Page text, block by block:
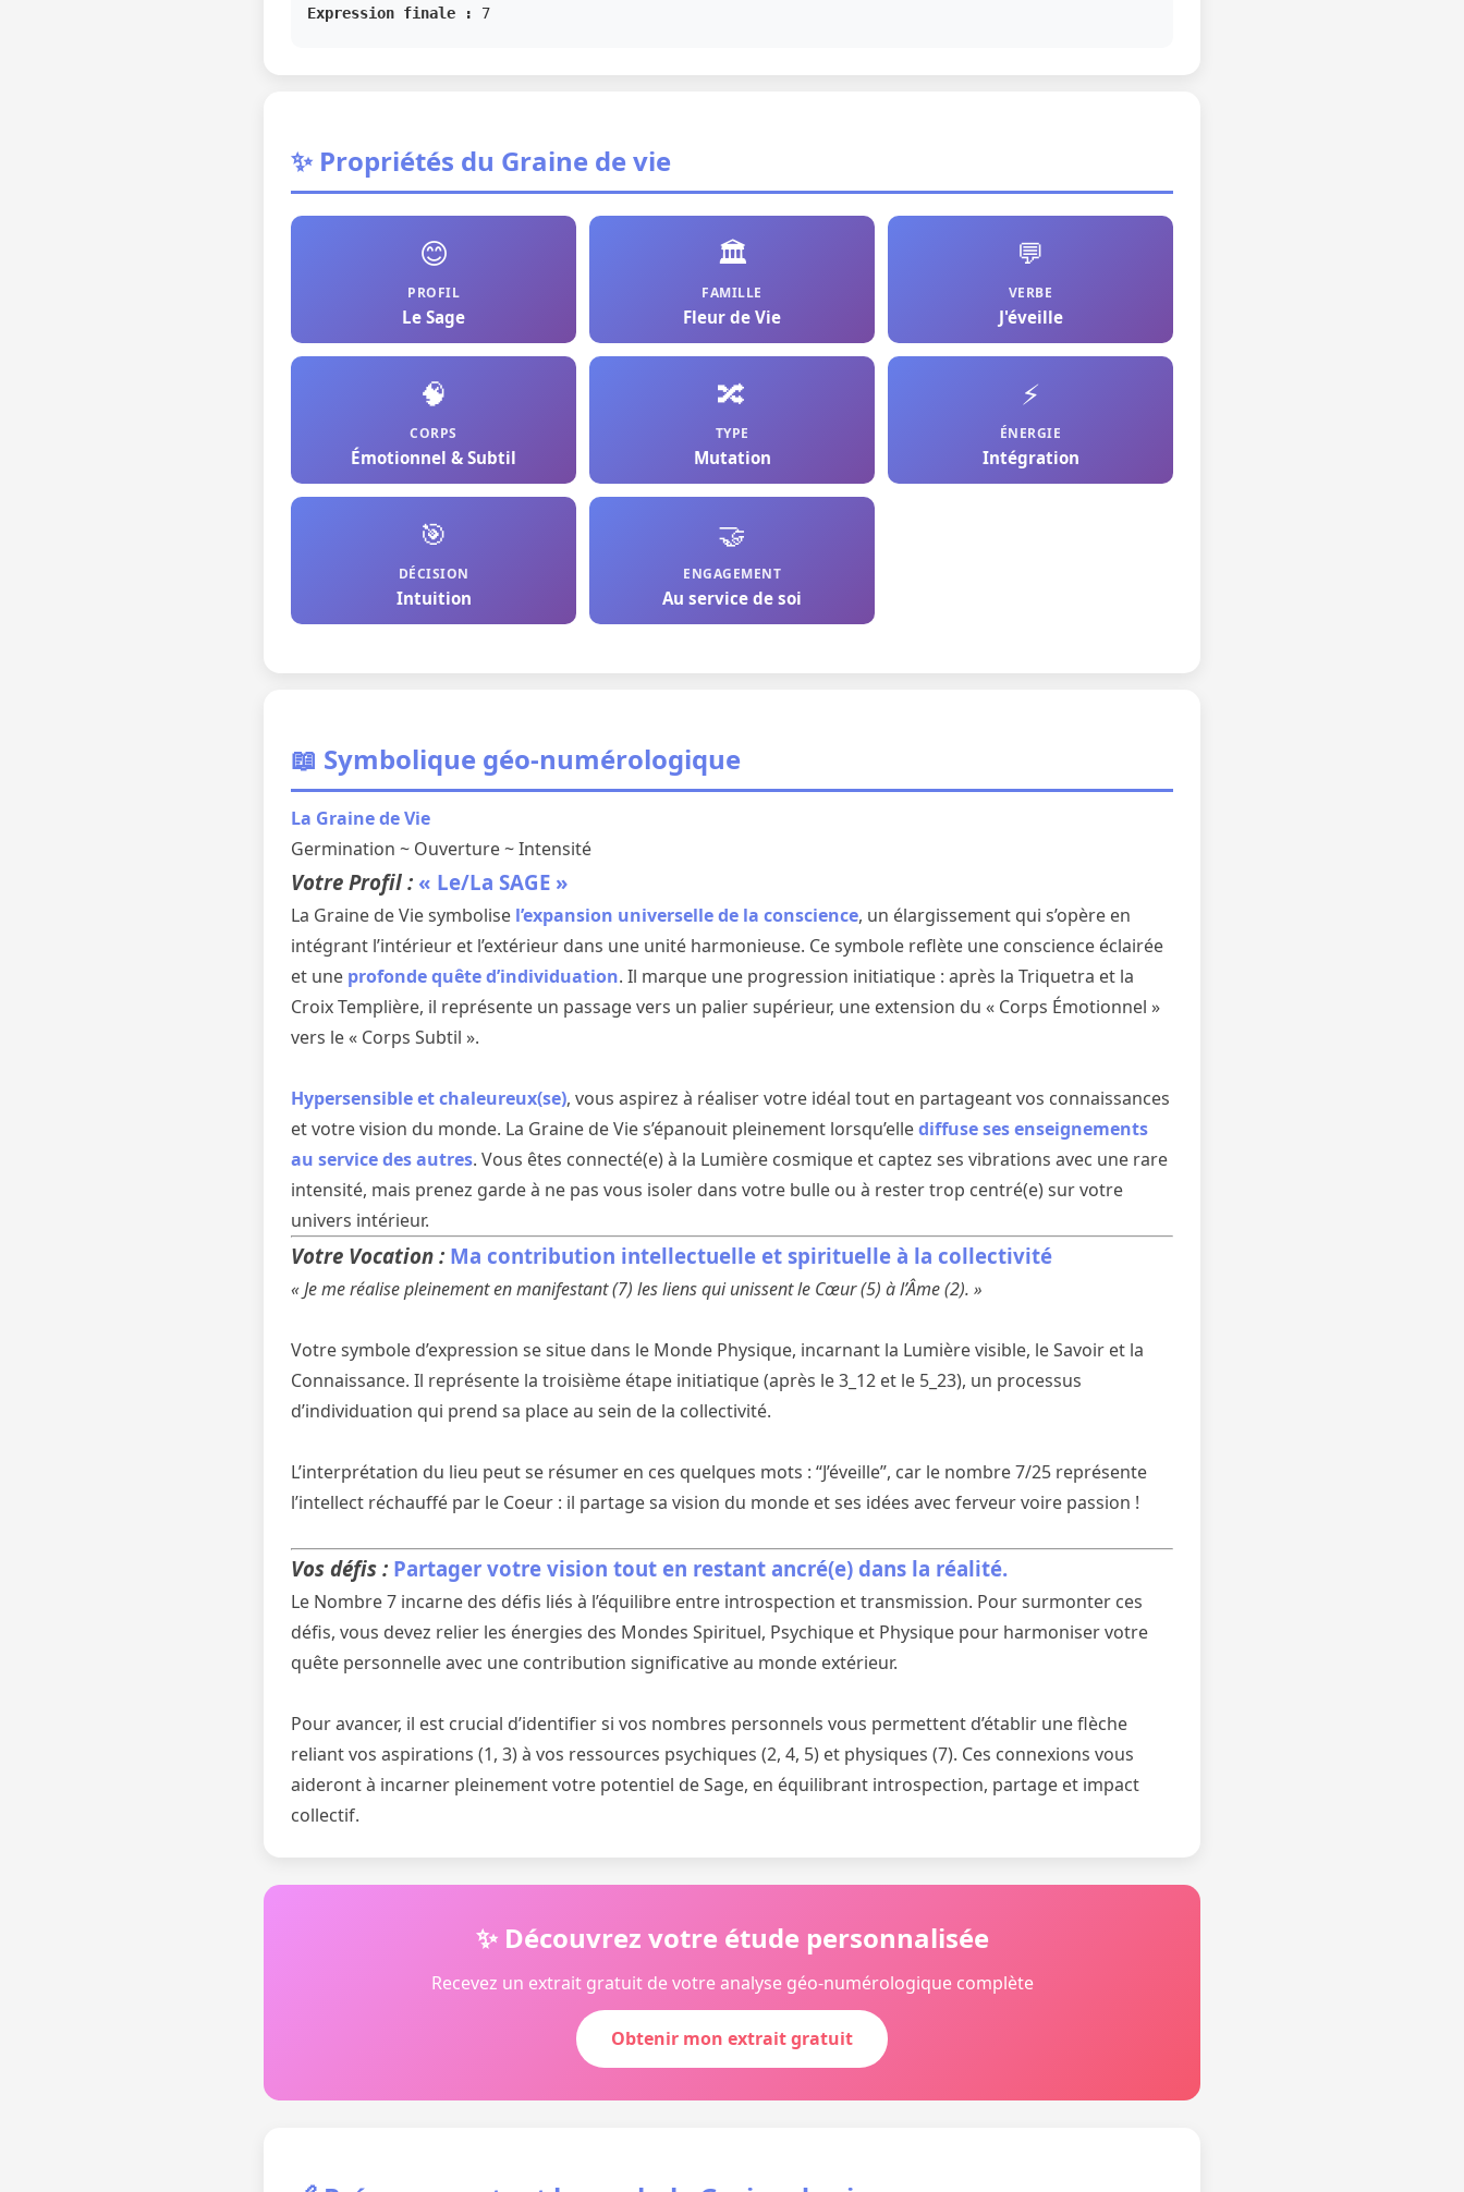
Expression finale :
7
✨ Propriétés du Graine de vie
😊
PROFIL
Le Sage
🏛️
FAMILLE
Fleur de Vie
💬
VERBE
J'éveille
🧠
CORPS
Émotionnel & Subtil
🔀
TYPE
Mutation
⚡
ÉNERGIE
Intégration
🎯
DÉCISION
Intuition
🤝
ENGAGEMENT
Au service de soi
📖 Symbolique géo-numérologique
La Graine de Vie
Germination ~ Ouverture ~ Intensité
Votre Profil : « Le/La SAGE »
La Graine de Vie symbolise l’expansion universelle de la conscience, un élargissement qui s’opère en
intégrant l’intérieur et l’extérieur dans une unité harmonieuse. Ce symbole reflète une conscience éclairée
et une profonde quête d’individuation. Il marque une progression initiatique : après la Triquetra et la
Croix Templière, il représente un passage vers un palier supérieur, une extension du « Corps Émotionnel »
vers le « Corps Subtil ».
Hypersensible et chaleureux(se), vous aspirez à réaliser votre idéal tout en partageant vos connaissances
et votre vision du monde. La Graine de Vie s’épanouit pleinement lorsqu’ellediffuse ses enseignements
au service des autres. Vous êtes connecté(e) à la Lumière cosmique et captez ses vibrations avec une rare
intensité, mais prenez garde à ne pas vous isoler dans votre bulle ou à rester trop centré(e) sur votre
univers intérieur.
Votre Vocation : Ma contribution intellectuelle et spirituelle à la collectivité
« Je me réalise pleinement en manifestant (7) les liens qui unissent le Cœur (5) à l’Âme (2). »
Votre symbole d’expression se situe dans le Monde Physique, incarnant la Lumière visible, le Savoir et la
Connaissance. Il représente la troisième étape initiatique (après le 3_12 et le 5_23), un processus
d’individuation qui prend sa place au sein de la collectivité.
L’interprétation du lieu peut se résumer en ces quelques mots : “J’éveille”, car le nombre 7/25 représente
l’intellect réchauffé par le Coeur : il partage sa vision du monde et ses idées avec ferveur voire passion !
Vos défis : Partager votre vision tout en restant ancré(e) dans la réalité.
Le Nombre 7 incarne des défis liés à l’équilibre entre introspection et transmission. Pour surmonter ces
défis, vous devez relier les énergies des Mondes Spirituel, Psychique et Physique pour harmoniser votre
quête personnelle avec une contribution significative au monde extérieur.
Pour avancer, il est crucial d’identifier si vos nombres personnels vous permettent d’établir une flèche
reliant vos aspirations (1, 3) à vos ressources psychiques (2, 4, 5) et physiques (7). Ces connexions vous
aideront à incarner pleinement votre potentiel de Sage, en équilibrant introspection, partage et impact
collectif.
✨ Découvrez votre étude personnalisée
Recevez un extrait gratuit de votre analyse géo-numérologique complète
Obtenir mon extrait gratuit